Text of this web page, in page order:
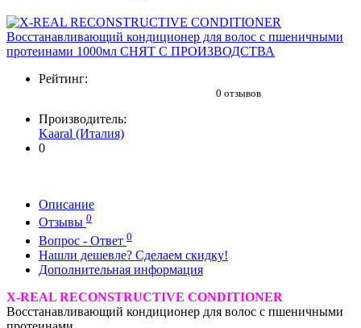
Рейтинг:
0 отзывов
Производитель:
Kaaral (Италия)
0
Описание
Отзывы 0
Вопрос - Ответ 0
Нашли дешевле? Сделаем скидку!
Дополнительная информация
X-REAL RECONSTRUCTIVE CONDITIONER
Восстанавливающий кондиционер для волос с пшеничными